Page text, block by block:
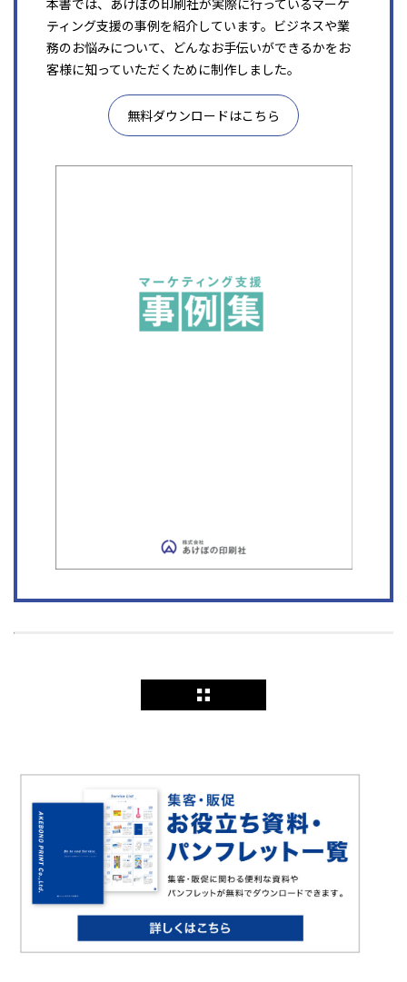
本書では、あけぼの印刷社が実際に行っているマーケ
ティング支援の事例を紹介しています。ビジネスや業
務のお悩みについて、どんなお手伝いができるかをお
客様に知っていただくために制作しました。
無料ダウンロードはこちら